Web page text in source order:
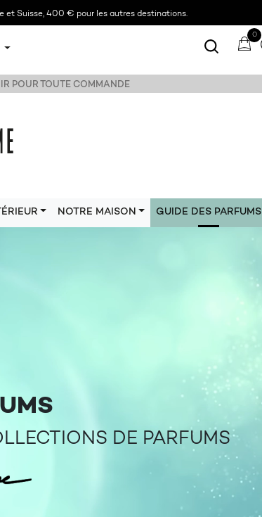
et Suisse, 400 € pour les autres destinations.
0
POUR TOUTE COMMANDE
NOTRE MAISON GUIDE DES PARFUMS
DE PARFUMS